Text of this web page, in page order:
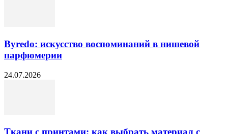
Byredo: искусство воспоминаний в нишевой
парфюмерии
24.07.2026
Ткани с принтами: как выбрать материал с